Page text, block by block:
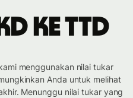
ke TTD
menggunakan nilai tukar
Anda untuk melihat
Menunggu nilai tukar yang